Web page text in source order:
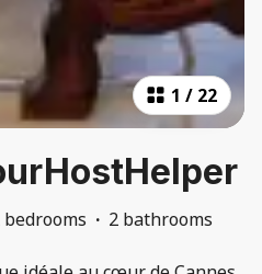
1 / 22
bedrooms · 2 bathrooms